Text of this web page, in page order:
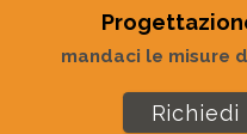
mandaci le misure